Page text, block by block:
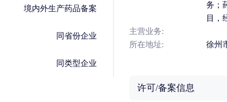
境内外生产药品备案
同省份企业
同类型企业
务；
目，
主营业务:
所在地址:
徐州
许可/备案信息